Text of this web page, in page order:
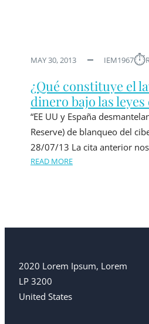
MAY 30, 2013 IEM1967⏱︎
¿Qué constituye el
dinero bajo las leyes
“EE UU y España
Reserve) de blanqueo del
28/07/13 La cita anterior
READ MORE
2020 Lorem Ipsum, Lorem
LP 3200
United States